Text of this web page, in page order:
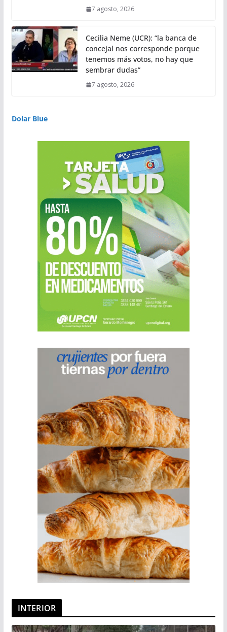
7 agosto, 2026
Cecilia Neme (UCR): “la banca de
concejal nos corresponde porque
tenemos más votos, no hay que
sembrar dudas”
7 agosto, 2026
Dolar Blue
INTERIOR